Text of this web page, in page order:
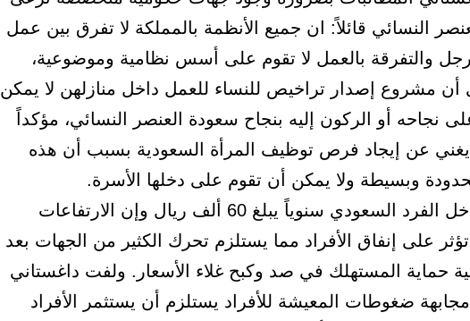
النسائي قائلاً: ان جميع الأنظمة بالمملكة لا تفرق بين عمل
والتفرقة بالعمل لا تقوم على أسس نظامية وموضوعية،
أن مشروع إصدار تراخيص للنساء للعمل داخل منازلهن لا يمكن
نجاحه أو الركون إليه بنجاح سعودة العنصر النسائي، مؤكداً
يغني عن إيجاد فرص توظيف المرأة السعودية بسبب أن هذه
وبسيطة ولا يمكن أن تقوم على دخلها الأسرة.
وقال إن دخل الفرد السعودي سنوياً يبلغ 60 ألف ريال وإن الارتفاعات
تؤثر على إنفاق الأفراد مما يستلزم تحرك الكثير من الجهات بعد
حماية المستهلك في صد وكبح غلاء الأسعار. ولفت داغستاني
ضغوطات المعيشة للأفراد يستلزم أن يستثمر الأفراد